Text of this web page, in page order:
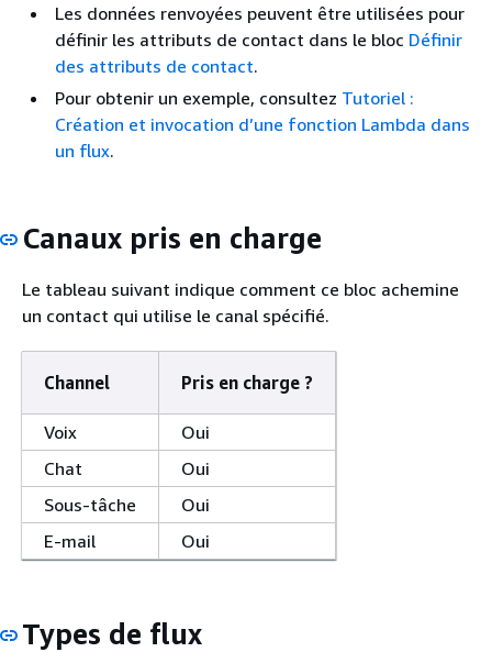
Les données renvoyées peuvent être utilisées pour
définir les attributs de contact dans le bloc Définir
des attributs de contact.
Pour obtenir un exemple, consultez Tutoriel :
Création et invocation d’une fonction Lambda dans
un flux.
Canaux pris en charge
Le tableau suivant indique comment ce bloc achemine
un contact qui utilise le canal spécifié.
Channel Pris en charge ?
Voix
Oui
Chat
Oui
Sous-tâche
Oui
E-mail
Oui
Types de flux